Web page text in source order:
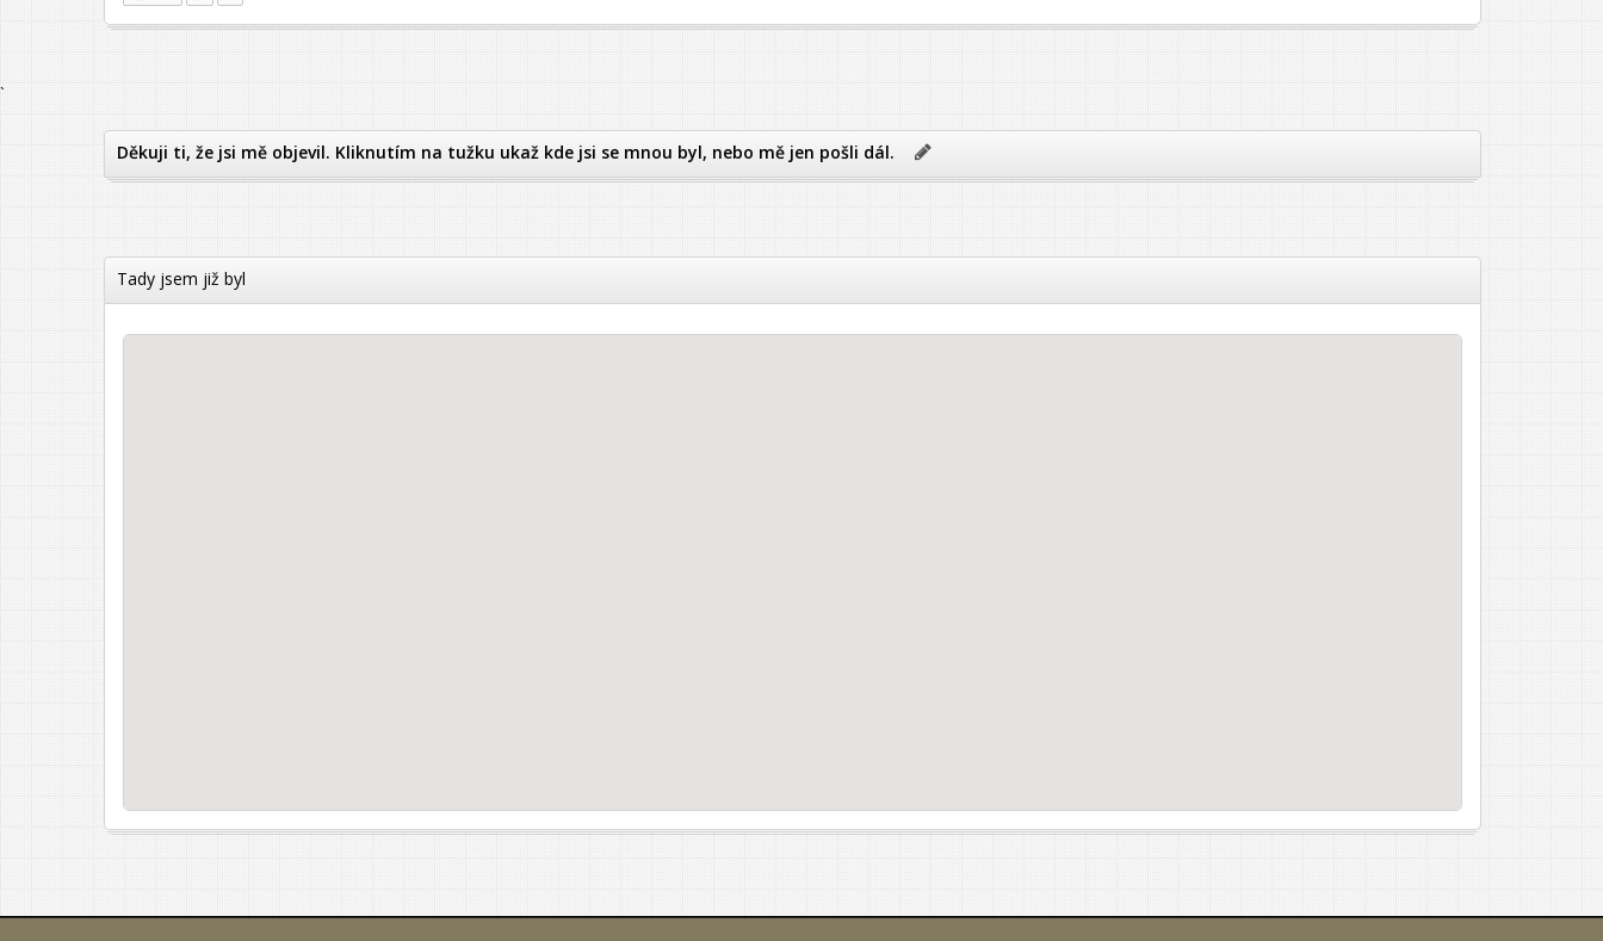
`
Děkuji ti, že jsi mě objevil. Kliknutím na tužku ukaž kde jsi se mnou byl, nebo mě jen pošli dál.
Tady jsem již byl